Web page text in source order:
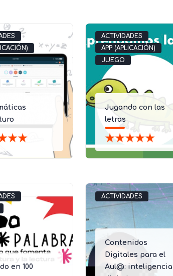
ACTIVIDADES
APP (APLICACIÓN)
JUEGO
Jugando con las
letras
en 100
ACTIVIDADES
Contenidos
Digitales para el
Aul@: inteligencia